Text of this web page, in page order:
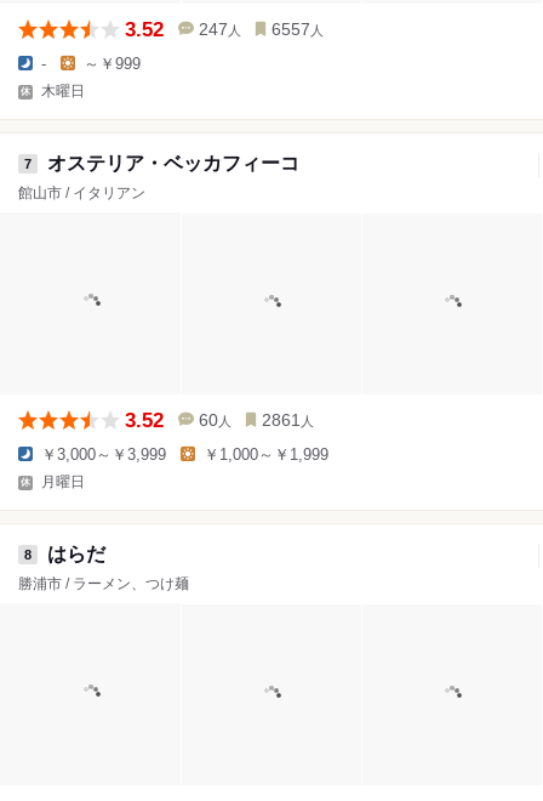
3.52 247 人 6557 人
- ～￥999
木曜日
7 オステリア・ベッカフィーコ
館山市 / イタリアン
3.52 60 人 2861 人
￥3,000～￥3,999 ￥1,000～￥1,999
月曜日
8 はらだ
勝浦市 / ラーメン、つけ麺